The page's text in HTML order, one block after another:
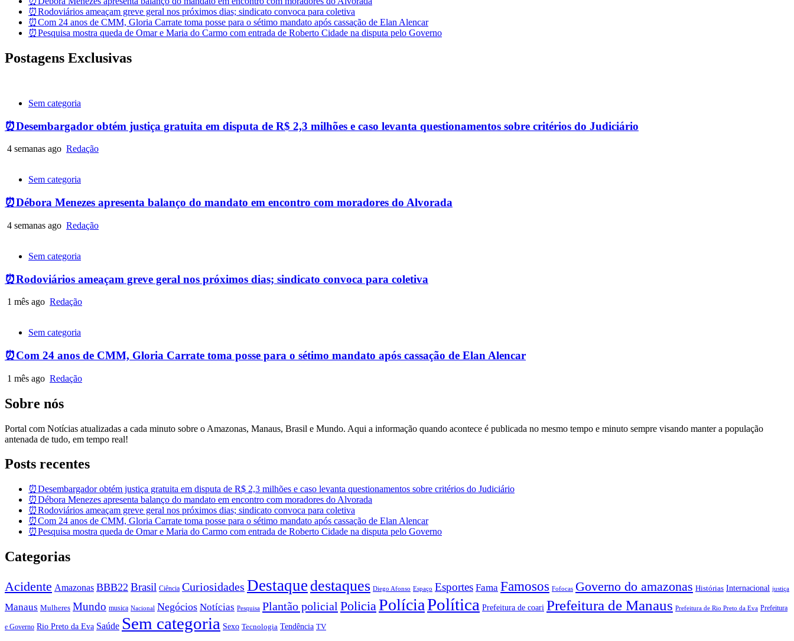
⏰Rodoviários ameaçam greve geral nos próximos dias; sindicato convoca para coletiva
⏰Com 24 anos de CMM, Gloria Carrate toma posse para o sétimo mandato após cassação de Elan Alencar
⏰Pesquisa mostra queda de Omar e Maria do Carmo com entrada de Roberto Cidade na disputa pelo Governo
Postagens Exclusivas
Sem categoria
⏰Desembargador obtém justiça gratuita em disputa de R$ 2,3 milhões e caso levanta questionamentos sobre critérios do Judiciário
4 semanas ago Redação
Sem categoria
⏰Débora Menezes apresenta balanço do mandato em encontro com moradores do Alvorada
4 semanas ago Redação
Sem categoria
⏰Rodoviários ameaçam greve geral nos próximos dias; sindicato convoca para coletiva
1 mês ago Redação
Sem categoria
⏰Com 24 anos de CMM, Gloria Carrate toma posse para o sétimo mandato após cassação de Elan Alencar
1 mês ago Redação
Sobre nós
Portal com Notícias atualizadas a cada minuto sobre o Amazonas, Manaus, Brasil e Mundo. Aqui a informação quando acontece é publicada no mesmo tempo e minuto sempre visando manter a população
antenada de tudo, em tempo real!
Posts recentes
⏰Desembargador obtém justiça gratuita em disputa de R$ 2,3 milhões e caso levanta questionamentos sobre critérios do Judiciário
⏰Débora Menezes apresenta balanço do mandato em encontro com moradores do Alvorada
⏰Rodoviários ameaçam greve geral nos próximos dias; sindicato convoca para coletiva
⏰Com 24 anos de CMM, Gloria Carrate toma posse para o sétimo mandato após cassação de Elan Alencar
⏰Pesquisa mostra queda de Omar e Maria do Carmo com entrada de Roberto Cidade na disputa pelo Governo
Categorias
Acidente Amazonas BBB22 Brasil Ciência Curiosidades Destaque destaques Diego Afonso Espaço Esportes Fama Famosos Fofocas Governo do amazonas Histórias Internacional justiça
Manaus Mulheres Mundo musica Nacional Negócios Notícias Pesquisa Plantão policial PoliciaPolíciaPolítica Prefeitura de coari Prefeitura de Manaus Prefeitura de Rio Preto da Eva Prefeitura
e Governo Rio Preto da Eva Saúde Sem categoria Sexo Tecnologia Tendência TV